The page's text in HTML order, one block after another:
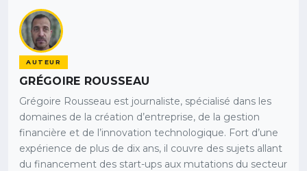
AUTEUR
GRÉGOIRE ROUSSEAU
Grégoire Rousseau est journaliste, spécialisé dans les
domaines de la création d’entreprise, de la gestion
financière et de l’innovation technologique. Fort d’une
expérience de plus de dix ans, il couvre des sujets allant
du financement des start-ups aux mutations du secteur